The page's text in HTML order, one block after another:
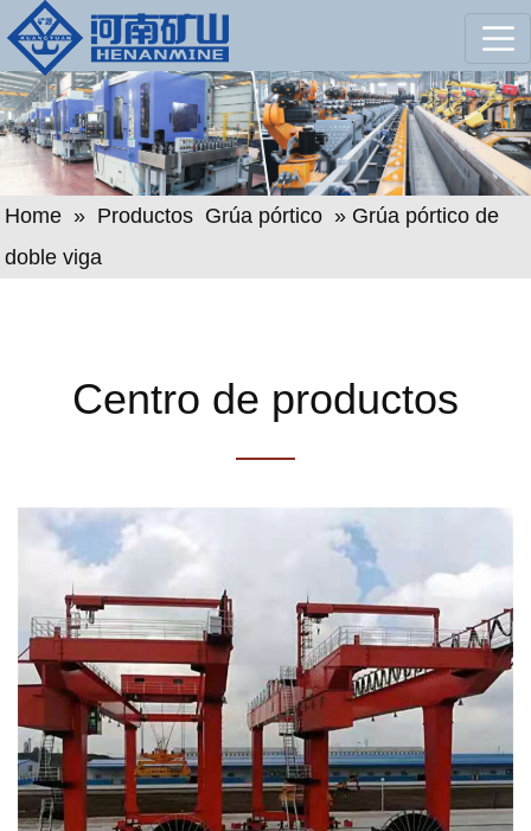
Home » Productos Grúa pórtico » Grúa pórtico de
doble viga
Centro de productos